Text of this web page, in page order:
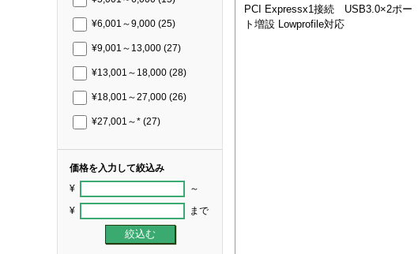
¥6,001～9,000 (25)
¥9,001～13,000 (27)
¥13,001～18,000 (28)
¥18,001～27,000 (26)
¥27,001～* (27)
価格を入力して絞込み
¥ ～
¥ まで
PCI Expressx1接続 USB3.0×2ポー
ト増設 Lowprofile対応